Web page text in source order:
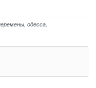
одесса